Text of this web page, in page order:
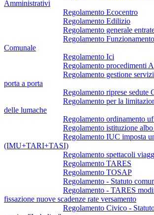
Amministrativi
Regolamento Ecocentro
Regolamento Edilizio
Regolamento generale
Regolamento
Comunale
Regolamento Ici
Regolamento procedimenti
Regolamento gestione
porta a porta
Regolamento riprese sedute
Regolamento per la
delle lumache
Regolamento ordinamento
Regolamento istituzione
Regolamento IUC imposta
(IMU+TARI+TASI)
Regolamento spettacoli
Regolamento TARES
Regolamento TOSAP
Regolamento - Statuto
Regolamento - TARES
fissazione nuove scadenze rate versamento
Regolamento Civico -